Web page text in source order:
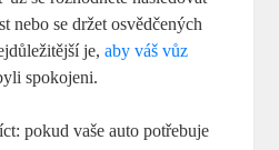
nebo se držet osvědčených
je,aby váš vůz
spokojeni.
pokud vaše auto potřebuje